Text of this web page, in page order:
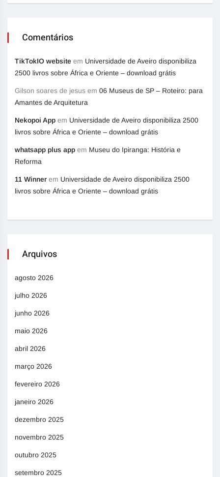
Comentários
TikTokIO website em Universidade de Aveiro disponibiliza
2500 livros sobre África e Oriente – download grátis
Gilson soares de jesus em 06 Museus de SP – Roteiro: para
Amantes de Arquitetura
Nekopoi App em Universidade de Aveiro disponibiliza 2500
livros sobre África e Oriente – download grátis
whatsapp plus app em Museu do Ipiranga: História e
Reforma
11 Winner em Universidade de Aveiro disponibiliza 2500
livros sobre África e Oriente – download grátis
Arquivos
agosto 2026
julho 2026
junho 2026
maio 2026
abril 2026
março 2026
fevereiro 2026
janeiro 2026
dezembro 2025
novembro 2025
outubro 2025
setembro 2025